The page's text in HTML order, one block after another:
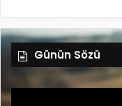
Günün Sözü